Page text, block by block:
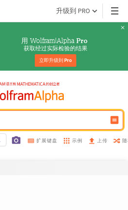
升级到 PRO
用 Wolfram|Alpha Pro
获取经过实际检验的结果
立即升级到 Pro
扩展键盘 示例 上传